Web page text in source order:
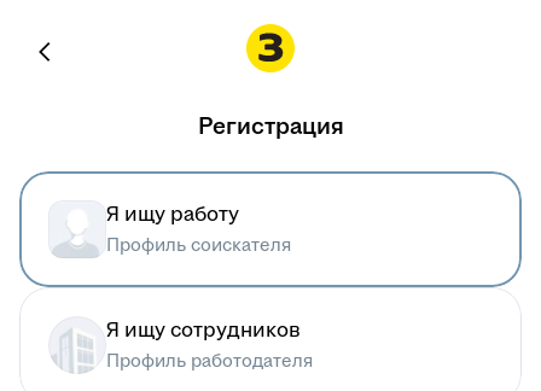
Регистрация
Я ищу работу
Профиль соискателя
Я ищу сотрудников
Профиль работодателя